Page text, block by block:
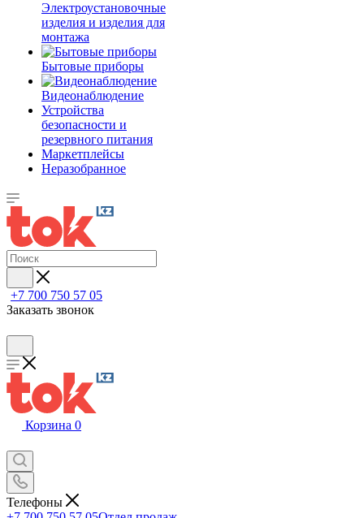
Электроустановочные
изделия и изделия для
монтажа
Бытовые приборы
Видеонаблюдение
Устройства
безопасности и
резервного питания
Маркетплейсы
Неразобранное
+7 700 750 57 05
Заказать звонок
Корзина 0
Телефоны